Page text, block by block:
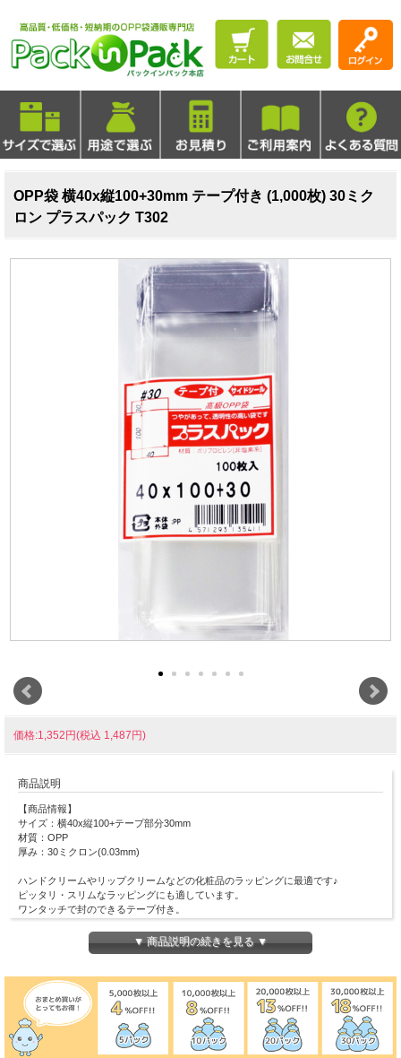
OPP袋 横40x縦100+30mm テープ付き (1,000枚) 30ミク
ロン プラスパック T302
価格:1,352円(税込 1,487円)
商品説明
【商品情報】
サイズ：横40x縦100+テープ部分30mm
材質：OPP
厚み：30ミクロン(0.03mm)
ハンドクリームやリップクリームなどの化粧品のラッピングに最適です♪
ピッタリ・スリムなラッピングにも適しています。
ワンタッチで封のできるテープ付き。
(お入れになりたい商品によっては入らない場合もございますので、 サイズをお確
▼ 商品説明の続きを見る ▼